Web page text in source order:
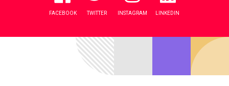
FACEBOOK TWITTER INSTAGRAM LINKEDIN